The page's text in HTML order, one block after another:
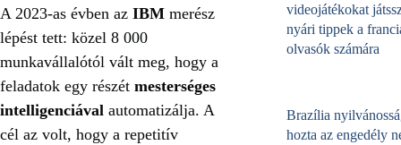
A 2023-as évben az IBM merész
lépést tett: közel 8 000
munkavállalótól vált meg, hogy a
feladatok egy részét mesterséges
intelligenciával automatizálja. A
cél az volt, hogy a repetitív
videojátékokat
nyári tippek a
olvasók számára
Brazília
hozta az engedély